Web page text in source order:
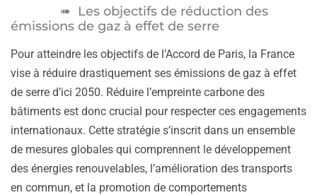
Les objectifs de réduction des
émissions de gaz à effet de serre
Pour atteindre les objectifs de l’Accord de Paris, la France
vise à réduire drastiquement ses émissions de gaz à effet
de serre d’ici 2050. Réduire l’empreinte carbone des
bâtiments est donc crucial pour respecter ces engagements
internationaux. Cette stratégie s’inscrit dans un ensemble
de mesures globales qui comprennent le développement
des énergies renouvelables, l’amélioration des transports
en commun, et la promotion de comportements